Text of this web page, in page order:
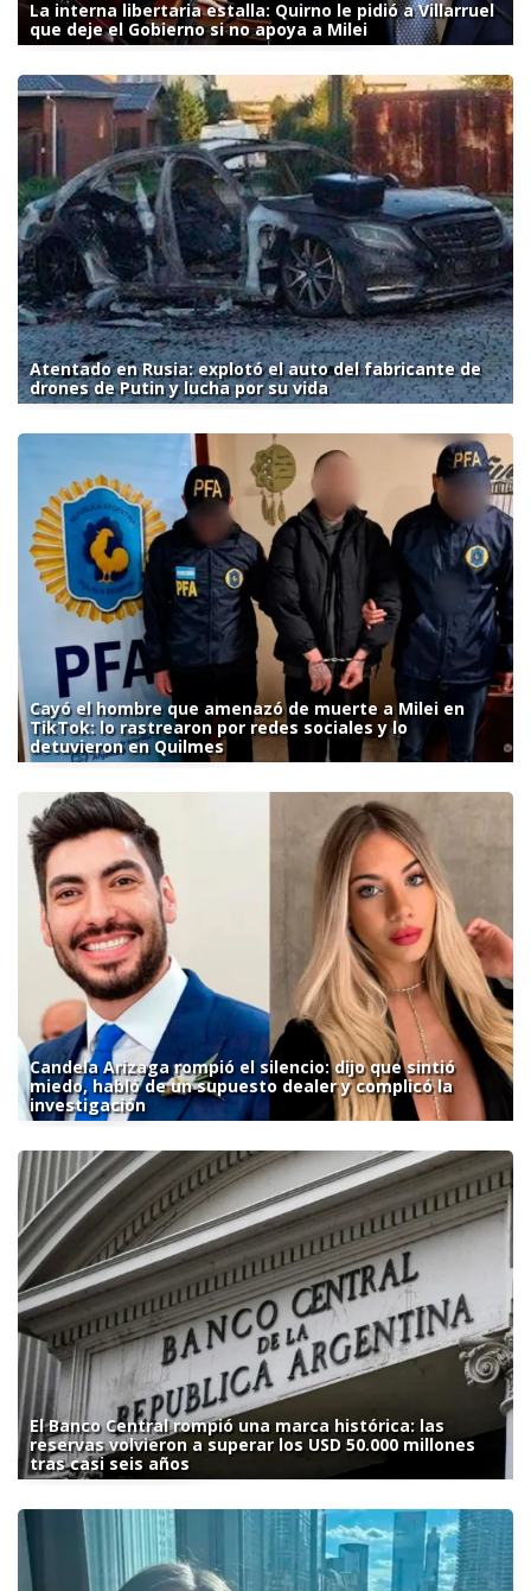
La interna libertaria estalla: Quirno le pidió a Villarruel
que deje el Gobierno si no apoya a Milei
Atentado en Rusia: explotó el auto del fabricante de
drones de Putin y lucha por su vida
Cayó el hombre que amenazó de muerte a Milei en
TikTok: lo rastrearon por redes sociales y lo
detuvieron en Quilmes
Candela Arizaga rompió el silencio: dijo que sintió
miedo, habló de un supuesto dealer y complicó la
investigación
El Banco Central rompió una marca histórica: las
reservas volvieron a superar los USD 50.000 millones
tras casi seis años